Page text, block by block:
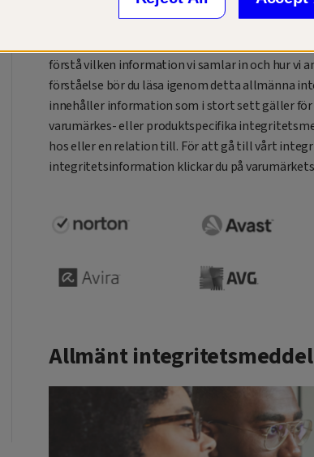
människor att utveckla, hantera och skydda
När vi gör detta har vi alltid i åtanke att
förstå vilken information vi samlar in och hur vi
förståelse bör du läsa igenom detta allmänna
innehåller information som i stort sett gäller för
varumärkes- eller produktspecifika
hos eller en relation till. För att gå till vårt
integritetsinformation klickar du på
Allmänt